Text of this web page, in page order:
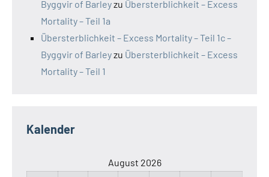
Byggvir of Barleyzu Übersterblichkeit – Excess
Mortality – Teil 1a
Übersterblichkeit – Excess Mortality – Teil 1c –
Byggvir of Barleyzu Übersterblichkeit – Excess
Mortality – Teil 1
Kalender
August 2026